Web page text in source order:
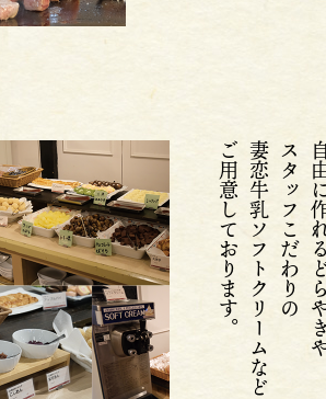
自由に
スタッフこだわりの
妻恋牛乳ソフトクリームなど
ご用意しております。